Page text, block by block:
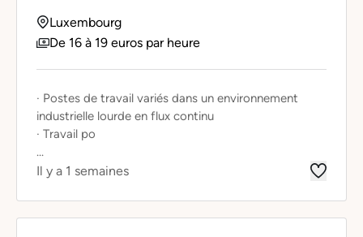
Luxembourg
De 16 à 19 euros par heure
· Postes de travail variés dans un environnement
industrielle lourde en flux continu
· Travail po
...
Il y a 1 semaines